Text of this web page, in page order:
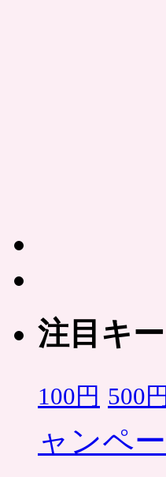
注目キ
100円 500円
ャンペ